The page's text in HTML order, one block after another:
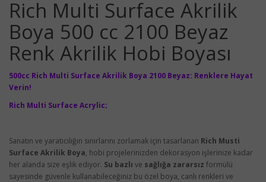
Rich Multi Surface Akrilik
Boya 500 cc 2100 Beyaz
Renk Akrilik Hobi Boyası
500cc Rich Multi Surface Akrilik Boya 2100 Beyaz: Renklere Hayat
Verin!
Rich Multi Surface Acrylic;
Sanatın ve yaratıcılığın sınırlarını zorlamak için tasarlanan Rich Musti
Surface Akrilik Boya, hobi projelerinizden dekorasyon işlerinize kadar
her alanda size eşlik ediyor. Su bazlı ve sağlığa zararsız formülü
sayesinde güvenle kullanabileceğiniz bu özel boya, canlı renkleri ve